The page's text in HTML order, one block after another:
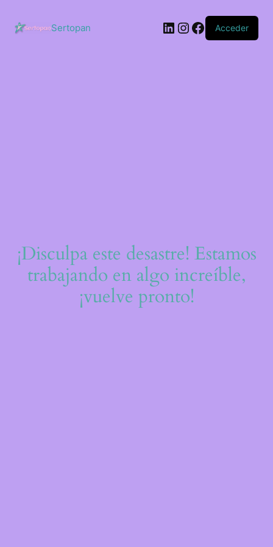
contenido
Sertopan LinkedIn
Instagram
Facebook
Acceder
¡Disculpa este desastre! Estamos
trabajando en algo increíble,
¡vuelve pronto!